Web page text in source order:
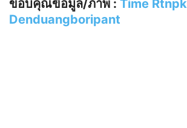
ขอบคุณข้อมูล/ภาพ : Time Rtnpk
Denduangboripant